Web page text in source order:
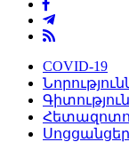
COVID-19
Գիտություն
Սոցցանցեր